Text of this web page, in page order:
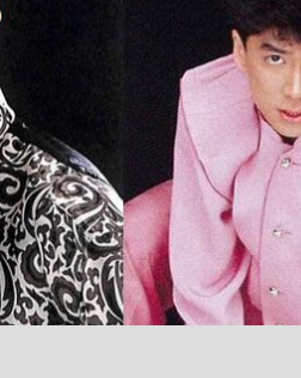
督に... 「最悪の空気
観
#森岡毅 #城彰二